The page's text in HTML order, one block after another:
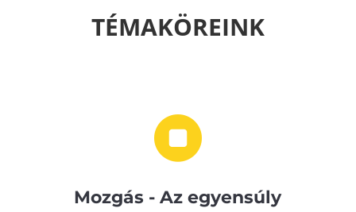
TÉMAKÖREINK

Mozgás - Az egyensúly